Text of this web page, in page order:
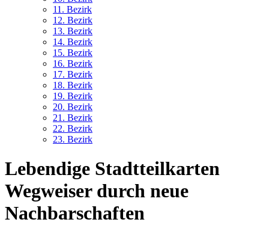
11. Bezirk
12. Bezirk
13. Bezirk
14. Bezirk
15. Bezirk
16. Bezirk
17. Bezirk
18. Bezirk
19. Bezirk
20. Bezirk
21. Bezirk
22. Bezirk
23. Bezirk
Lebendige Stadtteilkarten
Wegweiser durch neue
Nachbarschaften